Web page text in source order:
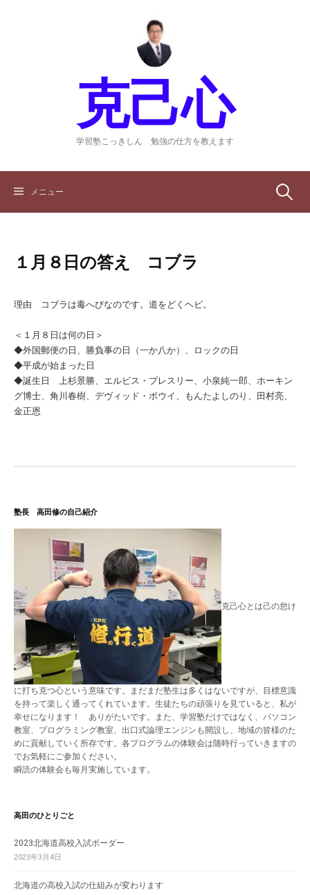
克己心
学習塾こっきしん 勉強の仕方を教えます
メニュー 検
１月８日の答え コブラ
理由 コブラは毒へびなのです。道をどくヘビ。
＜１月８日は何の日＞
◆外国郵便の日、勝負事の日（一か八か）、ロックの日
◆平成が始まった日
◆誕生日 上杉景勝、エルビス・プレスリー、小泉純一郎、ホーキン
グ博士、角川春樹、デヴィッド・ボウイ、もんたよしのり、田村亮、
金正恩
塾長 高田修の自己紹介
克己心とは己の怠け
に打ち克つ心という意味です。まだまだ塾生は多くはないですが、目標意識
を持って楽しく通ってくれています。生徒たちの頑張りを見ていると、私が
幸せになります！ ありがたいです。また、学習塾だけではなく、パソコン
教室、プログラミング教室、出口式論理エンジンも開設し、地域の皆様のた
めに貢献していく所存です。各プログラムの体験会は随時行っていきますの
でお気軽にご参加ください。
瞬読の体験会も毎月実施しています。
高田のひとりごと
2023北海道高校入試ボーダー
2023年3月4日
北海道の高校入試の仕組みが変わります